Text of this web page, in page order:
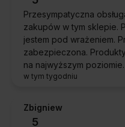
Przesympatyczna
zakupów w tym sklepie.
jestem pod wrażeniem.
zabezpieczona.
na najwyższym poziomie.
w tym tygodniu
Zbigniew
5